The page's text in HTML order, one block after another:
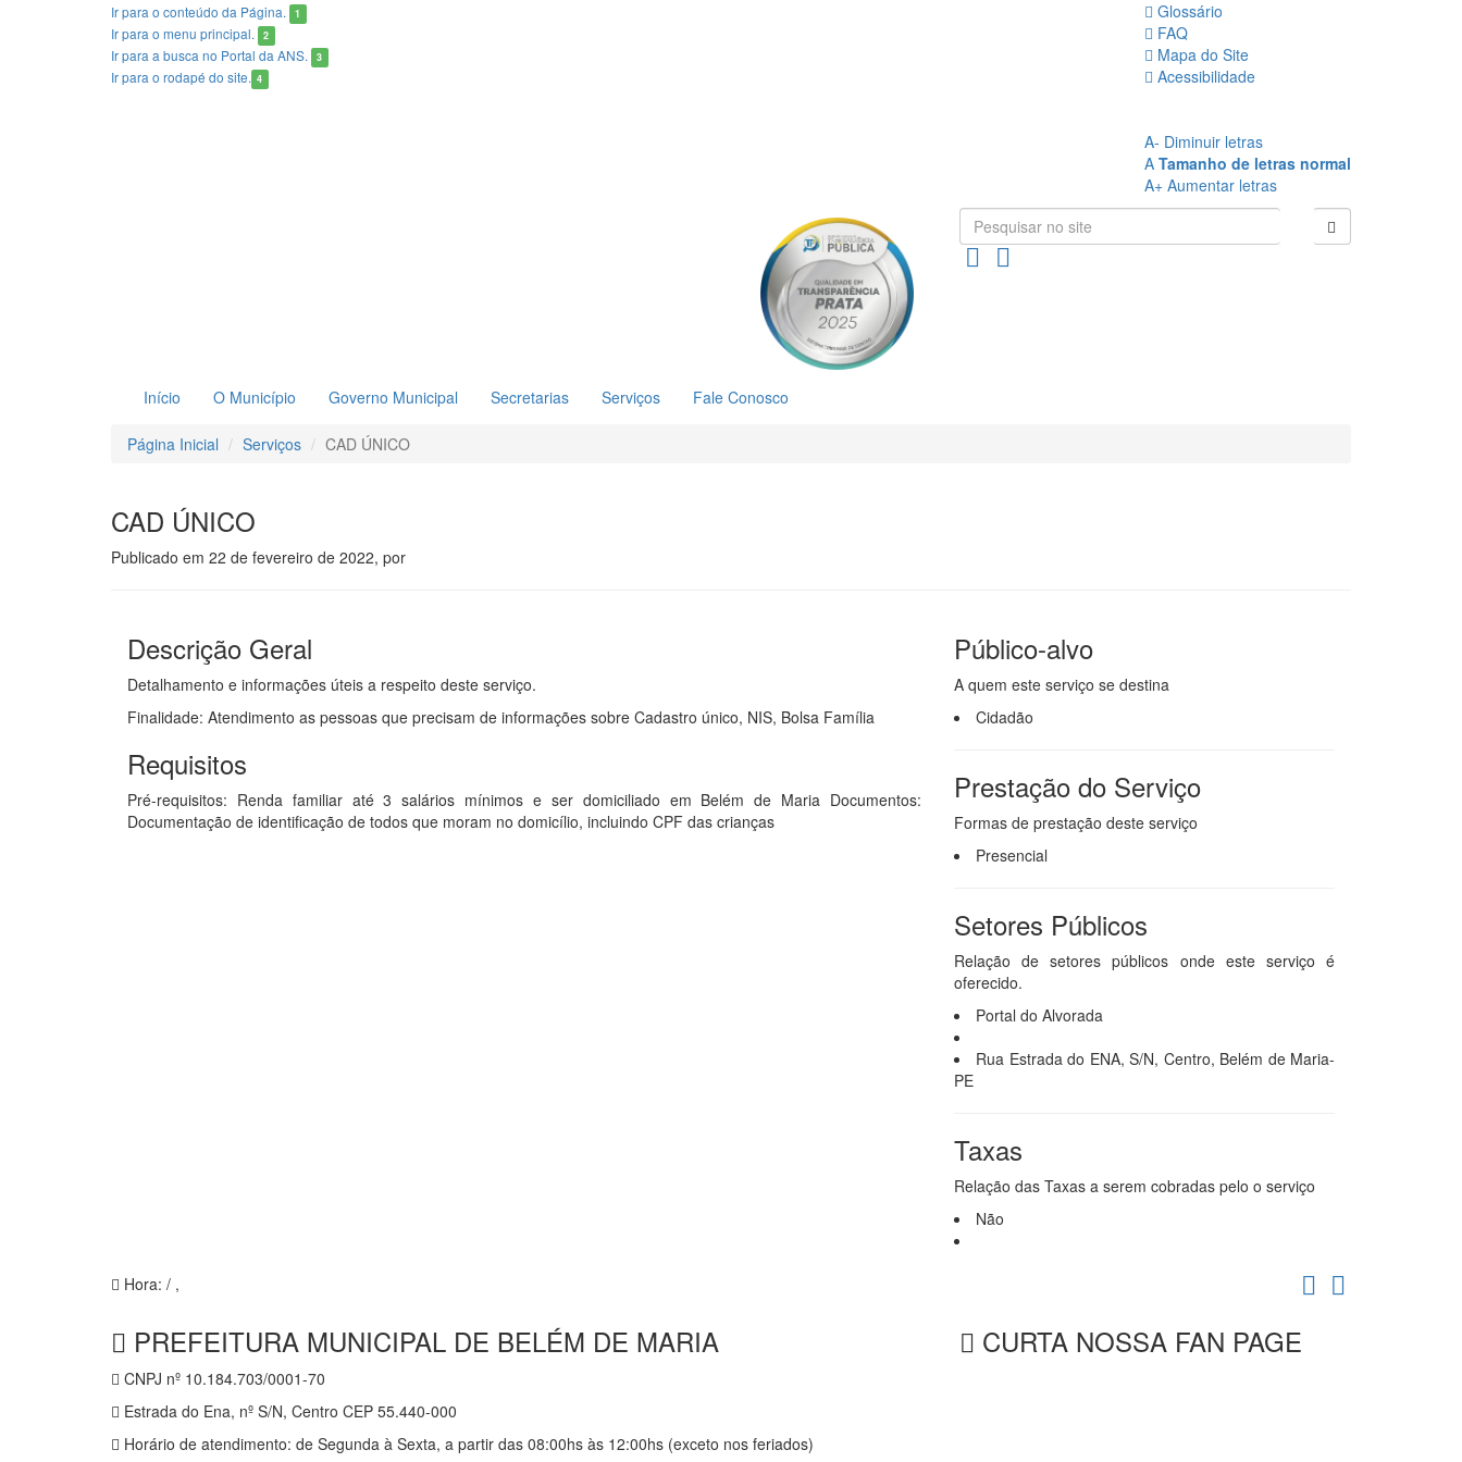
Ir para o conteúdo da Página. 1
Ir para o menu principal. 2
Ir para a busca no Portal da ANS. 3
Ir para o rodapé do site. 4
Glossário
FAQ
Mapa do Site
Acessibilidade
A- Diminuir letras
A Tamanho de letras normal
A+ Aumentar letras
Início O Município Governo Municipal Secretarias Serviços Fale Conosco
Página Inicial Serviços CAD ÚNICO
CAD ÚNICO
Publicado em 22 de fevereiro de 2022, por
Descrição Geral
Detalhamento e informações úteis a respeito deste serviço.
Finalidade: Atendimento as pessoas que precisam de informações sobre Cadastro único, NIS, Bolsa Família
Requisitos
Pré-requisitos: Renda familiar até 3 salários mínimos e ser domiciliado em Belém de Maria Documentos:
Documentação de identificação de todos que moram no domicílio, incluindo CPF das crianças
Público-alvo
A quem este serviço se destina
Cidadão
Prestação do Serviço
Formas de prestação deste serviço
Presencial
Setores Públicos
Relação de setores públicos onde este serviço é
oferecido.
Portal do Alvorada
Rua Estrada do ENA, S/N, Centro, Belém de Maria-
PE
Taxas
Relação das Taxas a serem cobradas pelo o serviço
Não
Hora: / ,
PREFEITURA MUNICIPAL DE BELÉM DE MARIA
CNPJ nº 10.184.703/0001-70
Estrada do Ena, nº S/N, Centro CEP 55.440-000
Horário de atendimento: de Segunda à Sexta, a partir das 08:00hs às 12:00hs (exceto nos feriados)
CURTA NOSSA FAN PAGE